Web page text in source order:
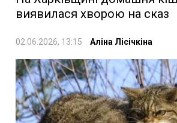
виявилася хворою на сказ
02.06.2026, 13:15 Аліна Лісічкіна